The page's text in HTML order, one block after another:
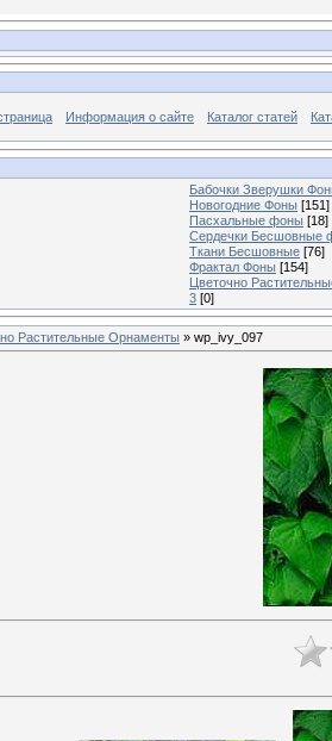
Информация о сайте Каталог статей
Бабочки Зверушки
Новогодние Фоны [151]
Пасхальные фоны [18]
Сердечки Бесшовные
Ткани Бесшовные [76]
Фрактал Фоны [154]
Цветочно
3 [0]
Растительные Орнаменты » wp_ivy_097